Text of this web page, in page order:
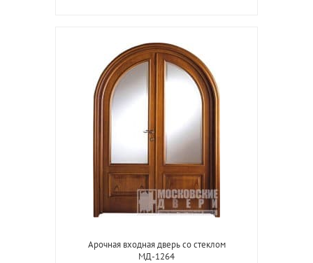
Арочная входная дверь со стеклом
МД-1264